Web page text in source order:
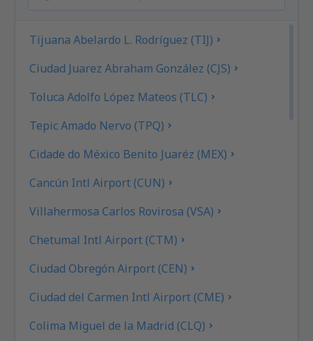
Tijuana Abelardo L. Rodríguez (TIJ)
Ciudad Juarez Abraham González (CJS)
Toluca Adolfo López Mateos (TLC)
Tepic Amado Nervo (TPQ)
Cidade do México Benito Juaréz (MEX)
Cancún Intl Airport (CUN)
Villahermosa Carlos Rovirosa (VSA)
Chetumal Intl Airport (CTM)
Ciudad Obregón Airport (CEN)
Ciudad del Carmen Intl Airport (CME)
Colima Miguel de la Madrid (CLQ)